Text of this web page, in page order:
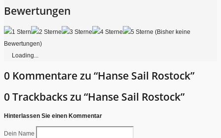
Bewertungen
(Bisher keine
Bewertungen)
Loading...
0 Kommentare zu “Hanse Sail Rostock”
0 Trackbacks zu “Hanse Sail Rostock”
Hinterlassen Sie einen Kommentar
Dein Name